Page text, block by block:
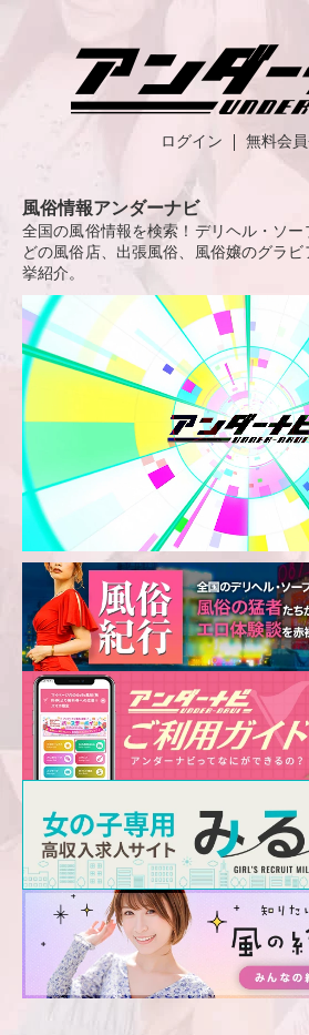
ログイン 無料会
風俗情報アンダーナビ
全国の風俗情報を検索！デリヘル・ソ
どの風俗店、出張風俗、風俗嬢のグラ
挙紹介。